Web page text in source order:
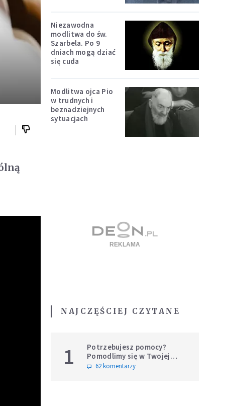
Niezawodna
modlitwa do św.
Szarbela. Po 9
dniach mogą dziać
się cuda
Modlitwa ojca Pio
w trudnych i
beznadziejnych
sytuacjach
NAJCZĘŚCIEJ CZYTANE
1
Potrzebujesz pomocy?
Pomodlimy się w Twojej
intencji
62 komentarzy